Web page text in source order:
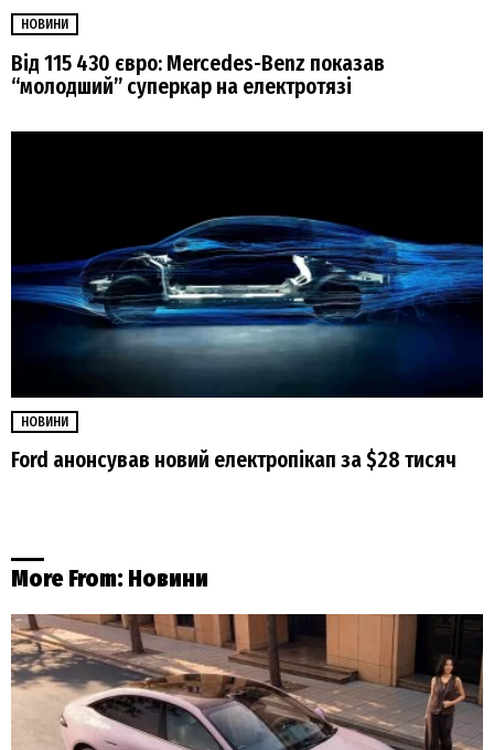
НОВИНИ
Від 115 430 євро: Mercedes-Benz показав
“молодший” суперкар на електротязі
НОВИНИ
Ford анонсував новий електропікап за $28 тисяч
More From: Новини